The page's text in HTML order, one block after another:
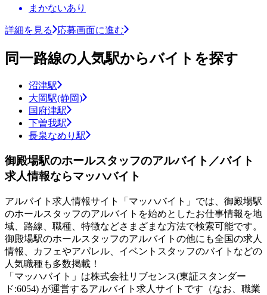
まかないあり
詳細を見る 応募画面に進む
同一路線の人気駅からバイトを探す
沼津駅
大岡駅(静岡)
国府津駅
下曽我駅
長泉なめり駅
御殿場駅のホールスタッフのアルバイト／バイト
求人情報ならマッハバイト
アルバイト求人情報サイト「マッハバイト」では、御殿場駅
のホールスタッフのアルバイトを始めとしたお仕事情報を地
域、路線、職種、特徴などさまざまな方法で検索可能です。
御殿場駅のホールスタッフのアルバイトの他にも全国の求人
情報、カフェやアパレル、イベントスタッフのバイトなどの
人気職種も多数掲載！
「マッハバイト」は株式会社リブセンス(東証スタンダー
ド:6054) が運営するアルバイト求人サイトです（なお、職業